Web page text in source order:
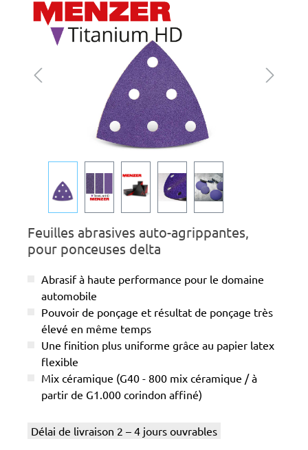
Ignorer la galerie d'images
Feuilles abrasives auto-agrippantes,
pour ponceuses delta
Abrasif à haute performance pour le domaine
automobile
Pouvoir de ponçage et résultat de ponçage très
élevé en même temps
Une finition plus uniforme grâce au papier latex
flexible
Mix céramique (G40 - 800 mix céramique / à
partir de G1.000 corindon affiné)
Délai de livraison 2 – 4 jours ouvrables